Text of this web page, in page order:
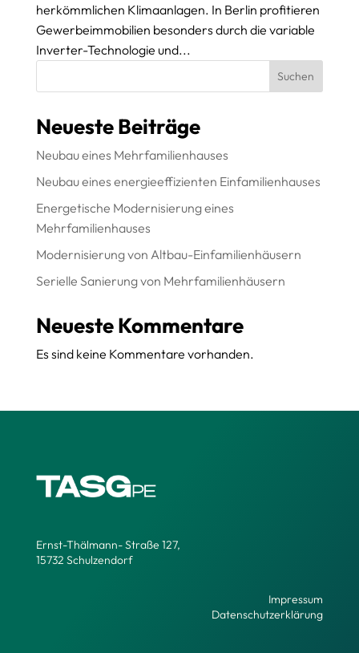
herkömmlichen Klimaanlagen. In Berlin profitieren
Gewerbeimmobilien besonders durch die variable
Inverter-Technologie und...
Suchen
Neueste Beiträge
Neubau eines Mehrfamilienhauses
Neubau eines energieeffizienten Einfamilienhauses
Energetische Modernisierung eines
Mehrfamilienhauses
Modernisierung von Altbau-Einfamilienhäusern
Serielle Sanierung von Mehrfamilienhäusern
Neueste Kommentare
Es sind keine Kommentare vorhanden.
Ernst-Thälmann- Straße 127,
15732 Schulzendorf
Impressum
Datenschutzerklärung